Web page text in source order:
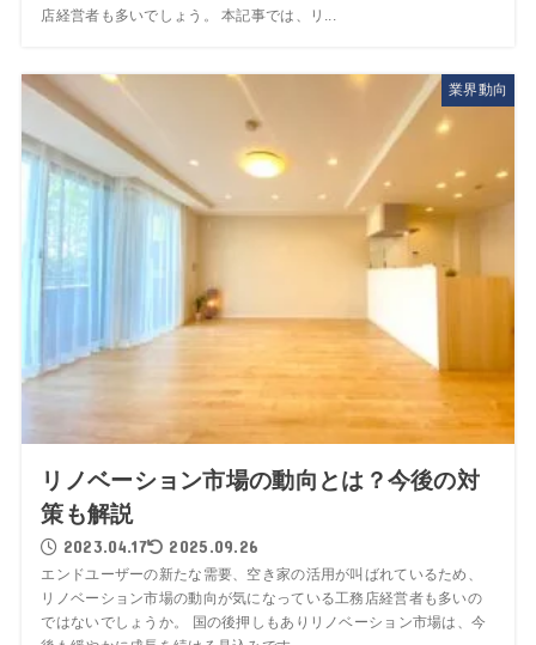
店経営者も多いでしょう。 本記事では、リ...
業界動向
リノベーション市場の動向とは？今後の対
策も解説
2023.04.17 2025.09.26
エンドユーザーの新たな需要、空き家の活用が叫ばれているため、
リノベーション市場の動向が気になっている工務店経営者も多いの
ではないでしょうか。 国の後押しもありリノベーション市場は、今